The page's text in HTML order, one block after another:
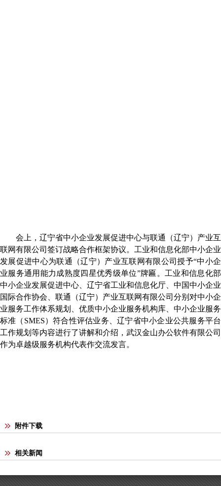
会上， 辽宁省中小企业发展促进中心与联通（辽宁）产业互
联网有限公司签订战略合作框架协议。工业和信息化部中小企业
发展促进中心为联通（辽宁）产业互联网有限公司授予“中小企
业服务通用能力成熟度四星优秀级单位”牌匾。 工业和信息化部
中小企业发展促进中心 、辽宁省工业和信息化厅、中国中小企业
国际合作协会、联通（辽宁）产业互联网有限公司分别对中小企
业服务工作体系规划 、优质中小企业服务机构库 、中小企业服务
标准（ SMES）符合性评估业务、辽宁省中小企业公共服务平台
工作规划等内容进行了讲解和介绍，武汉金山办公软件有限公司
作为卓越级服务机构代表作交流发言。
附件下载
相关新闻